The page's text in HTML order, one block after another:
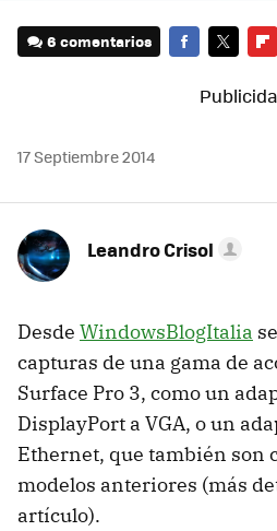
6 comentarios
17 Septiembre 2014
Leandro Crisol
Desde WindowsBlogItalia
capturas de una gama de
Surface Pro 3, como un
DisplayPort a VGA, o un
Ethernet, que también son
modelos anteriores (más
artículo).